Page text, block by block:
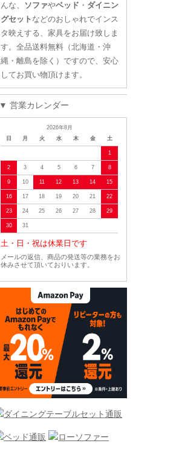
んな、 ソファやベッド ・ ダイニン
グセット などのおしゃれでインス
タ映えする、家具をお届け致しま
す。全品送料無料（北海道・沖
縄・離島を除く）ですので、安心
してお買い物頂けます。
▼ 営業カレンダー
2026年8月
日
月 火 水 木 金 土
1
2 3 4 5 6 7 8
9 10 11 12 13 14 15
16 17 18 19 20 21 22
23 24 25 26 27 28 29
30 31
土・日・祝は休業日です
メールの返信、商品の発送等の業務をお
休みさせて頂いておりいます。